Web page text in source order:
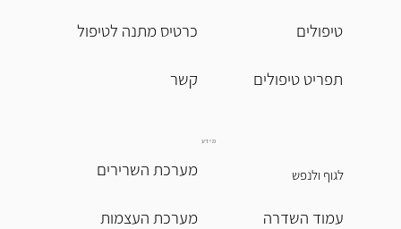
כרטיס מתנה לטיפול
מערכת השרירים
מערכת העצמות
טיפולים
תפריט טיפולים
מידע
לגוף ולנפש
עמוד השדרה